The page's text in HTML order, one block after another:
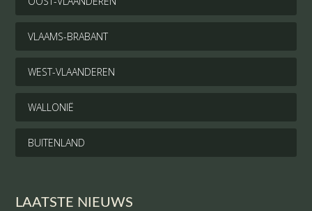
VLAAMS-BRABANT
WEST-VLAANDEREN
WALLONIË
BUITENLAND
LAATSTE NIEUWS